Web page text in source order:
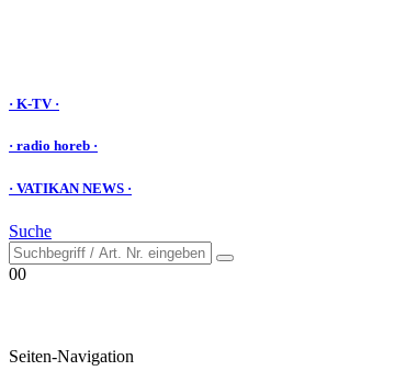
· K-TV ·
· radio horeb ·
· VATIKAN NEWS ·
Suche
00
Seiten-Navigation